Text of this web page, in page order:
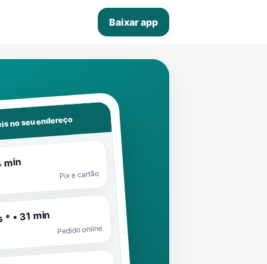
Baixar app
no seu endereço
min
Pix e cartão
• 31 min
Pedido online